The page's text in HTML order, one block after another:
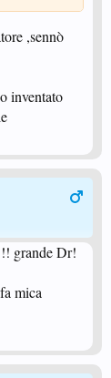
,sennò
inventato
grande Dr!
mica